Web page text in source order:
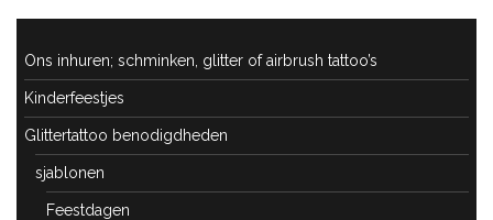
Ons inhuren; schminken, glitter of airbrush tattoo’s
Kinderfeestjes
Glittertattoo benodigdheden
sjablonen
Feestdagen